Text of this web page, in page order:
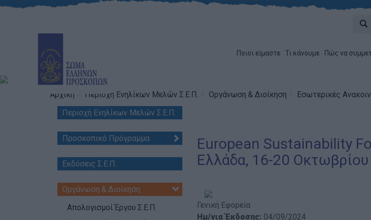
Ποιοι είμαστε Τι κάνουμε Πώς να
Αρχική Περιοχή Ενηλίκων Μελών Σ.Ε.Π. Οργάνωση & Διοίκηση
Εσωτερικές
Περιοχή Ενηλίκων Μελών Σ.Ε.Π.
Προσκοπικό Πρόγραμμα
Εκδόσεις Σ.Ε.Π.
Οργάνωση & Διοίκηση
Απολογισμοί Έργου Σ.Ε.Π.
European Sustainability
Ελλάδα, 16-20
Γενική Εφορεία
Ημ/νια Έκδοσης: 04/09/2024